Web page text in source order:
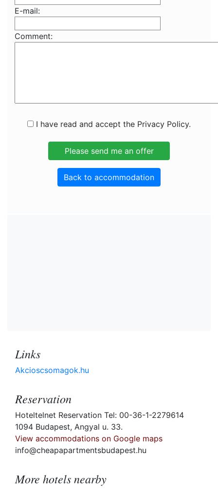
E-mail:
Comment:
I have read and accept the Privacy Policy.
Back to accommodation
Links
Akcioscsomagok.hu
Reservation
Hoteltelnet Reservation Tel: 00-36-1-2279614
1094 Budapest, Angyal u. 33.
View accommodations on Google maps
info@cheapapartmentsbudapest.hu
More hotels nearby